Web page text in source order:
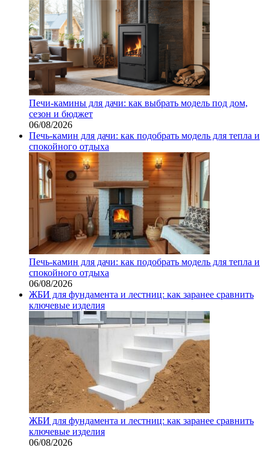
Печи-камины для дачи: как выбрать модель под дом,
сезон и бюджет
06/08/2026
Печь-камин для дачи: как подобрать модель для тепла и
спокойного отдыха
Печь-камин для дачи: как подобрать модель для тепла и
спокойного отдыха
06/08/2026
ЖБИ для фундамента и лестниц: как заранее сравнить
ключевые изделия
ЖБИ для фундамента и лестниц: как заранее сравнить
ключевые изделия
06/08/2026